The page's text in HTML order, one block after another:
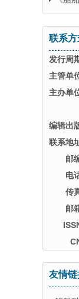
联系方
发行周
主管单
主办单
编辑出
联系地
邮
电
传
邮
友情链